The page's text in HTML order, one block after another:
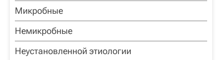
Микробные
Немикробные
Неустановленной этиологии